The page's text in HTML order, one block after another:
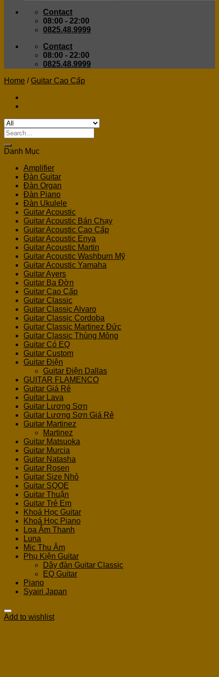
Contact
08:00 - 22:00
0825.48.9999
Contact
08:00 - 22:00
0825.48.9999
Home / Guitar Cao Cấp
Search
for:
Danh Mục
Amplifier
Đàn Guitar
Đàn Organ
Đàn Piano
Đàn Ukulele
Guitar Acoustic
Guitar Acoustic Bán Chạy
Guitar Acoustic Cao Cấp
Guitar Acoustic Enya
Guitar Acoustic Martin
Guitar Acoustic Washburn Mỹ
Guitar Acoustic Yamaha
Guitar Ayers
Guitar Ba Đờn
Guitar Cao Cấp
Guitar Classic
Guitar Classic Alvaro
Guitar Classic Cordoba
Guitar Classic Martinez Đức
Guitar Classic Thùng Mỏng
Guitar Có EQ
Guitar Custom
Guitar Điện
Guitar Điện Dallas
GUITAR FLAMENCO
Guitar Giá Rẻ
Guitar Lava
Guitar Lương Sơn
Guitar Lương Sơn Giá Rẻ
Guitar Martinez
Martinez
Guitar Matsuoka
Guitar Murcia
Guitar Natasha
Guitar Rosen
Guitar Size Nhỏ
Guitar SQOE
Guitar Thuận
Guitar Trẻ Em
Khoá Học Guitar
Khoá Học Piano
Loa Âm Thanh
Luna
Mic Thu Âm
Phụ Kiện Guitar
Dây đàn Guitar Classic
EQ Guitar
Piano
Syairi Japan
Add to wishlist